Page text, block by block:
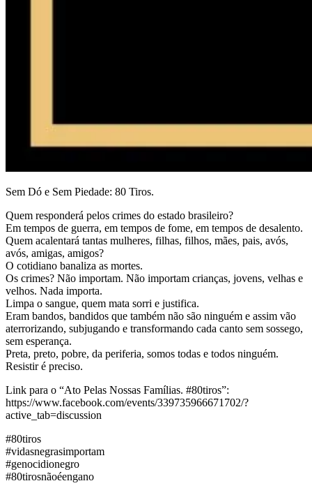
Sem Dó e Sem Piedade: 80 Tiros.
Quem responderá pelos crimes do estado brasileiro?
Em tempos de guerra, em tempos de fome, em tempos de desalento.
Quem acalentará tantas mulheres, filhas, filhos, mães, pais, avós,
avós, amigas, amigos?
O cotidiano banaliza as mortes.
Os crimes? Não importam. Não importam crianças, jovens, velhas e
velhos. Nada importa.
Limpa o sangue, quem mata sorri e justifica.
Eram bandos, bandidos que também não são ninguém e assim vão
aterrorizando, subjugando e transformando cada canto sem sossego,
sem esperança.
Preta, preto, pobre, da periferia, somos todas e todos ninguém.
Resistir é preciso.
Link para o “Ato Pelas Nossas Famílias. #80tiros”:
https://www.facebook.com/events/339735966671702/?
active_tab=discussion
#80tiros
#vidasnegrasimportam
#genocidionegro
#80tirosnãoéengano